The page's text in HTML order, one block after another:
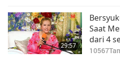
29:57
Saat
dari 4
10567